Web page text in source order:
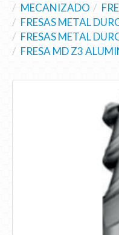
MECANIZADO
FRESAS METAL
FRESAS METAL
FRESA MD Z3